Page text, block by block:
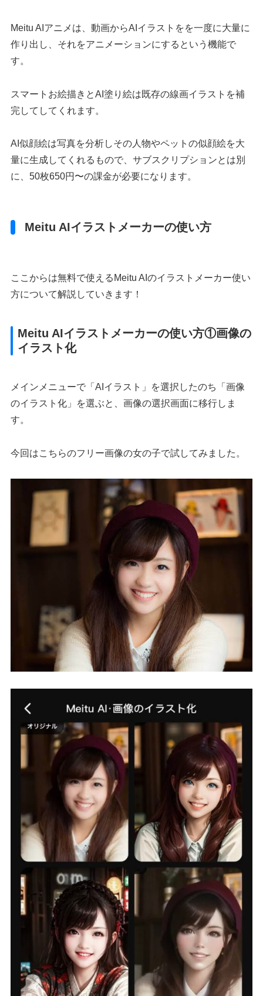
Meitu AIアニメは、動画からAIイラストをを一度に大量に
作り出し、それをアニメーションにするという機能で
す。
スマートお絵描きとAI塗り絵は既存の線画イラストを補
完してしてくれます。
AI似顔絵は写真を分析しその人物やペットの似顔絵を大
量に生成してくれるもので、サブスクリプションとは別
に、50枚650円〜の課金が必要になります。
Meitu AIイラストメーカーの使い方
ここからは無料で使えるMeitu AIのイラストメーカー使い
方について解説していきます！
Meitu AIイラストメーカーの使い方①画像の
イラスト化
メインメニューで「AIイラスト」を選択したのち「画像
のイラスト化」を選ぶと、画像の選択画面に移行しま
す。
今回はこちらのフリー画像の女の子で試してみました。